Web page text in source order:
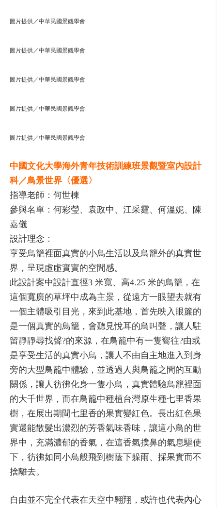
圖片提供／中華民國景觀學會
圖片提供／中華民國景觀學會
圖片提供／中華民國景觀學會
圖片提供／中華民國景觀學會
圖片提供／中華民國景觀學會
中國文化大學海外青年技術訓練班景觀暨室內設計
科／鳥景世界〈優選〉
指導老師：何世棟
參與名單：何彩瑩、袁政中、江采霆、何溫妮、陳
嘉儀
設計理念：
享受鳥籠裡面真實的小鳥生活以及鳥籠外的真實世
界，呈現虛虛實實的空間感。
此設計案中設計直徑3 米寬、高4.25 米的鳥籠，在
這個寬廣的草坪中成為主景，從遠方一眼望去就有
一個主體吸引目光，來到此基地，首先映入眼簾的
是一個真實的鳥籠，會聽見悅耳的鳥叫聲，讓人駐
留靜靜尋找聲?的來源，在鳥籠中有一隻嚮往?由或
是享受生活的真實小鳥，讓人不由自主地進入到身
旁的大型鳥籠中體驗，並透過人與鳥籠之間的互動
關係，讓人彷彿化身一隻小鳥，真實體驗鳥籠裡面
的大千世界，而在鳥籠中種植台灣原生種七里香果
樹，在展出期間七里香的果實變紅色。長出紅色果
實還能散髮出濃烈的芳香氣味香味，讓這小鳥的世
界中，充滿濃郁的香氣，在這香氣撲鼻的氣息驅使
下，彷彿如同小鳥般飛到樹蔭下躲雨、採果實而不
捨離去。
自由並不完全代表在天空中翱翔，或許也代表內心